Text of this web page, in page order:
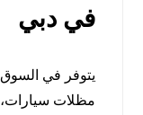
في دبي
يتوفر في
مظلات